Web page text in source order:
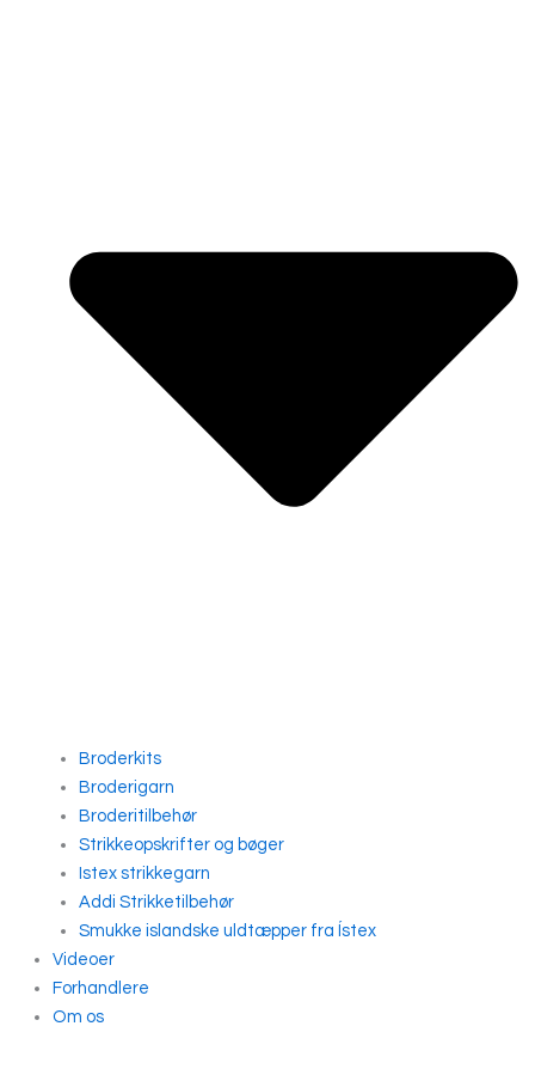
Broderkits
Broderigarn
Broderitilbehør
Strikkeopskrifter og bøger
Istex strikkegarn
Addi Strikketilbehør
Smukke islandske uldtæpper fra Ístex
Videoer
Forhandlere
Om os